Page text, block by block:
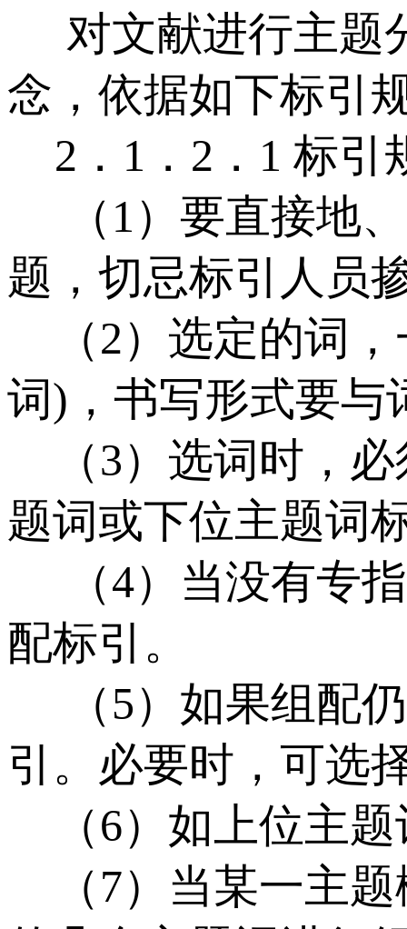
对文献进行主题
念，依据如下标引
2．1．2．1 标引
（1）要直接地、
题，切忌标引人员
（2）选定的词，
词)，书写形式要
（3）选词时，必
题词或下位主题词
（4）当没有专指
配标引。
（5）如果组配仍
引。必要时，可选
（6）如上位主题
（7）当某一主题